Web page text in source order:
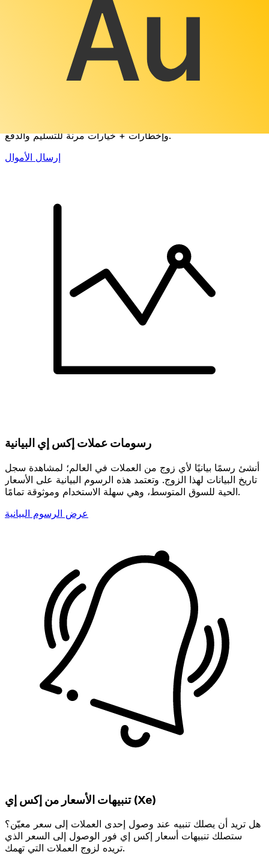
وإخطارات + خيارات مرنة للتسليم والدفع.
إرسال الأموال
رسومات عملات إكس إي البيانية
أنشئ رسمًا بيانيًا لأي زوج من العملات في العالم؛ لمشاهدة سجل
تاريخ البيانات لهذا الزوج. وتعتمد هذه الرسوم البيانية على الأسعار
الحية للسوق المتوسط، وهي سهلة الاستخدام وموثوقة تمامًا.
عرض الرسوم البيانية
تنبيهات الأسعار من إكس إي (Xe)
هل تريد أن يصلك تنبيه عند وصول إحدى العملات إلى سعر معيّن؟
ستصلك تنبيهات أسعار إكس إي فور الوصول إلى السعر الذي
تريده لزوج العملات التي تهمك.